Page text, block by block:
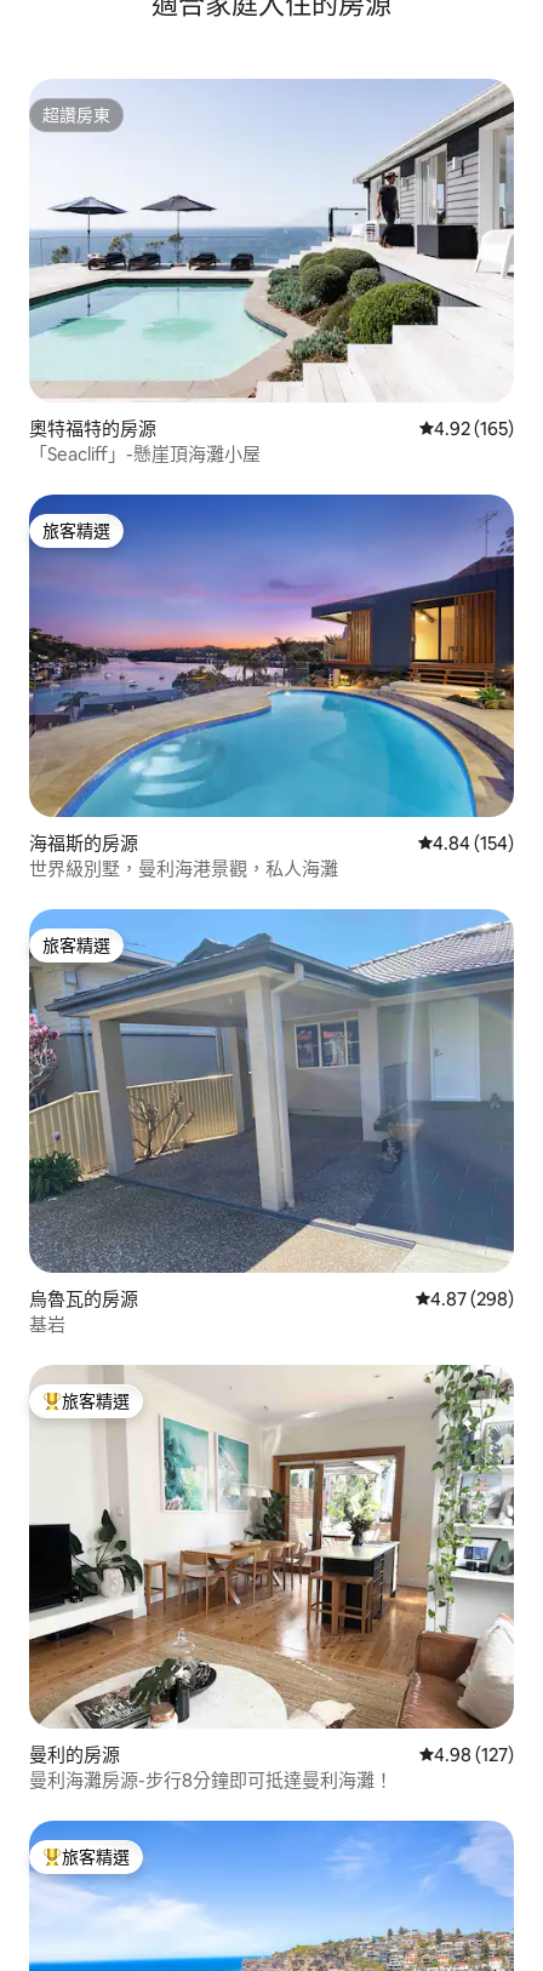
超讚房東
超讚房東
奧特福特的房源 從 165 則評價
4.92 (165)
「Seacliff」-懸崖頂海灘小屋
旅客精選
旅客精選
海福斯的房源 從 154 則評價
4.84 (154)
世界級別墅，曼利海港景觀，私人海灘
旅客精選
旅客精選
烏魯瓦的房源 從 298 則評價
4.87 (298)
基岩
旅客精選榜首
旅客精選
曼利的房源 從 127 則評價
4.98 (127)
曼利海灘房源-步行8分鐘即可抵達曼利海灘！
旅客精選榜首
旅客精選